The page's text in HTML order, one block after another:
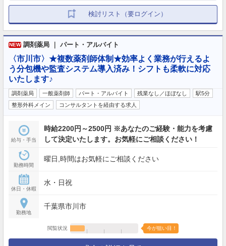
検討リスト（要ログイン）
NEW 調剤薬局 ｜ パート・アルバイト
〈市川市〉★複数薬剤師体制★効率よく業務が行えるよ
う分包機や監査システム導入済み！シフトも柔軟に対応
いたします♪
調剤薬局 一般薬剤師 パート・アルバイト 残業なし／ほぼなし
駅5分
整形外科メイン
コンサルタントを経由する求人
給与・手当
時給2200円～2500円 ※あなたのご経験・能力を考慮
して決定いたします。お気軽にご相談ください！
勤務時間
曜日,時間はお気軽にご相談ください
休日・休暇
水・日祝
勤務地
千葉県市川市
閲覧状況 今が狙い目！